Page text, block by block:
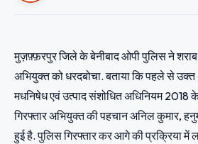
मुज़फ़्फ़रपुर जिले के बेनीबाद ओपी पुलिस ने
अभियुक्त को धरदबोचा. बताया कि पहले से
मधनिषेध एवं उत्पाद संशोधित अधिनियम 2018
गिरफ्तार अभियुक्त की पहचान अनिल कुमार,
हुई है. पुलिस गिरफ्तार कर आगे की प्रक्रिया में